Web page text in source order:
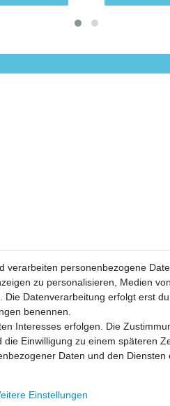
verarbeiten personenbezogene
zu personalisieren, Medien von
Datenverarbeitung erfolgt erst
benennen.
Interesses erfolgen. Die
Einwilligung zu einem späteren
Daten und den Diensten
Einstellungen